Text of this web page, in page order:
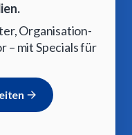
Organisation-
– mit Specials für